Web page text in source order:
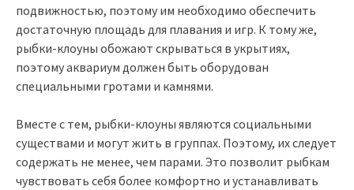
подвижностью, поэтому им необходимо обеспечить
достаточную площадь для плавания и игр. К тому же,
рыбки-клоуны обожают скрываться в укрытиях,
поэтому аквариум должен быть оборудован
специальными гротами и камнями.
Вместе с тем, рыбки-клоуны являются социальными
существами и могут жить в группах. Поэтому, их следует
содержать не менее, чем парами. Это позволит рыбкам
чувствовать себя более комфортно и устанавливать